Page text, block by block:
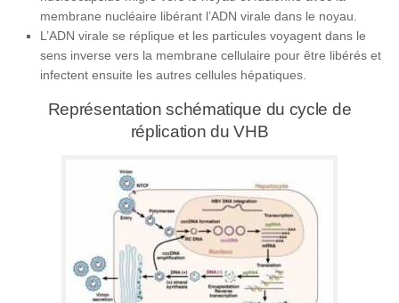
membrane nucléaire libérant l’ADN virale dans le noyau.
L’ADN virale se réplique et les particules voyagent dans le
sens inverse vers la membrane cellulaire pour être libérés et
infectent ensuite les autres cellules hépatiques.
Représentation schématique du cycle de
réplication du VHB